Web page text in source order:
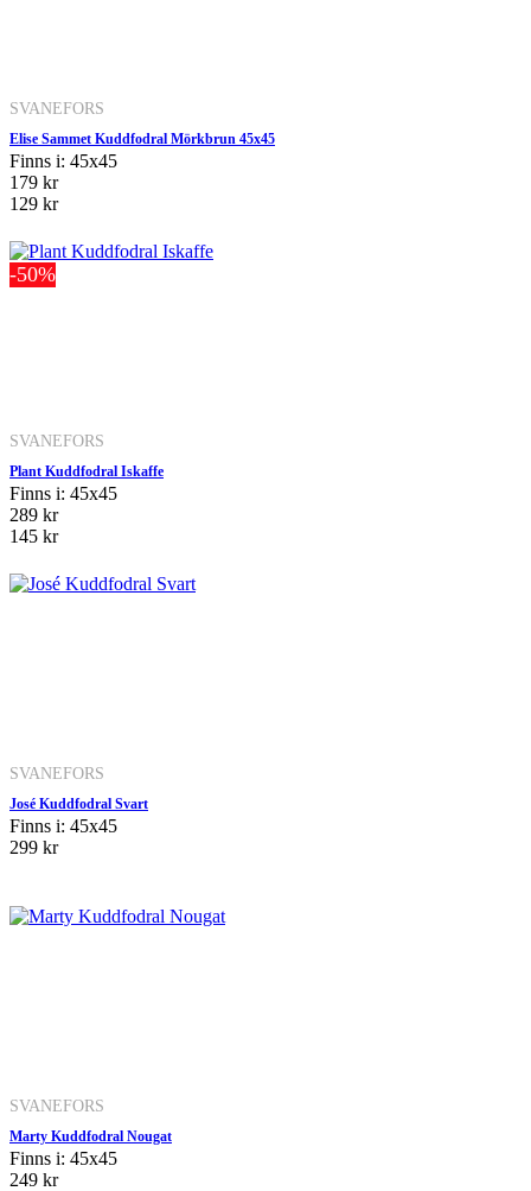
SVANEFORS
Elise Sammet Kuddfodral Mörkbrun 45x45
Finns i: 45x45
179 kr
129 kr
-50%
SVANEFORS
Plant Kuddfodral Iskaffe
Finns i: 45x45
289 kr
145 kr
SVANEFORS
José Kuddfodral Svart
Finns i: 45x45
299 kr
SVANEFORS
Marty Kuddfodral Nougat
Finns i: 45x45
249 kr